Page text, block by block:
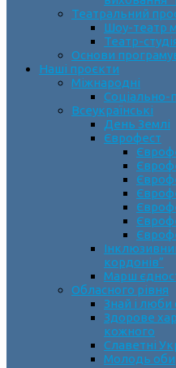
Театральний
Шоу-театр
Театр-
Основи
Наші проєкти
Міжнародні
Соціально-
Всеукраїнські
День Землі
Єврофест
кордонів”
Марш
Обласного рівня
Знай і люби
Здорове
кожного
Славетні
Молодь